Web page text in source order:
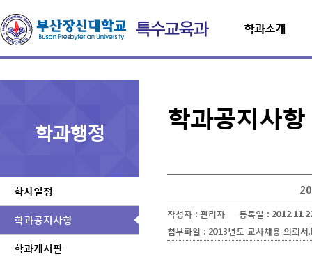
학과소개
학과행정
학사일정
학과공지사항
학과게시판
학과공지사항
작성자 : 관리자 등록일 :
첨부파일 : 2013년도 교사채용 의뢰서